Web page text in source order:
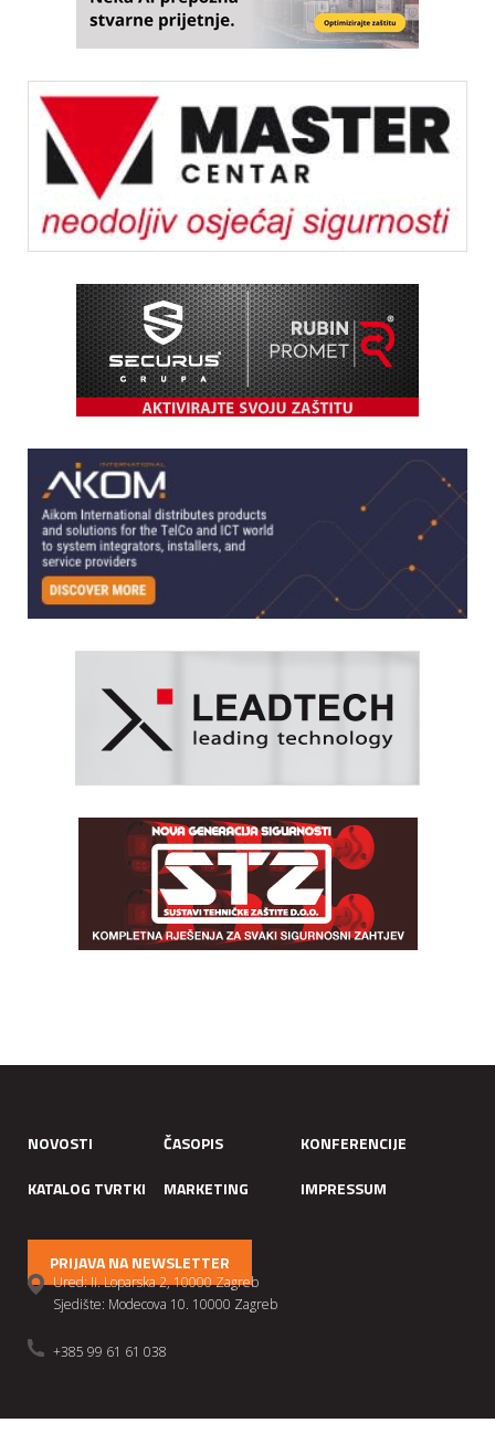
NOVOSTI ČASOPIS
KONFERENCIJE
KATALOG TVRTKI
MARKETING IMPRESSUM
PRIJAVA NA NEWSLETTER
Ured: II. Loparska 2, 10000 Zagreb
Sjedište: Modecova 10. 10000 Zagreb
+385 99 61 61 038